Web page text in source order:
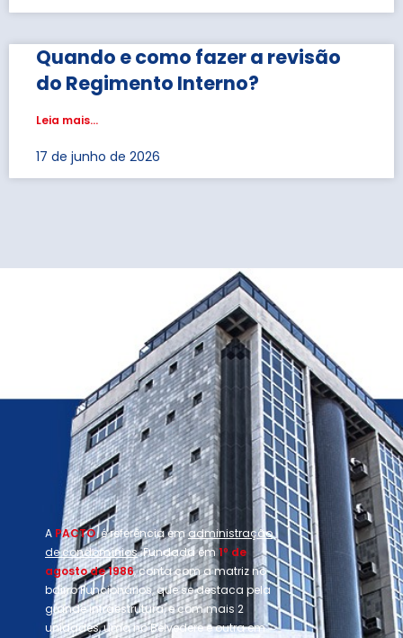
Quando e como fazer a revisão
do Regimento Interno?
Leia mais...
17 de junho de 2026
A PACTOé referência emadministração
de condomínios. Fundada em1º de
agosto de 1986, conta com a matriz no
bairro Funcionários, que se destaca pela
grande infraestrutura, e com mais 2
unidades, uma no Belvedere e outra em